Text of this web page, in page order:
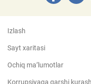
Izlash
Sayt xaritasi
Ochiq ma’lumotlar
Korrupsiyaga qarshi